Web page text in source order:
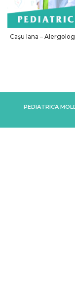
Cașu Iana –
PEDIATRICA